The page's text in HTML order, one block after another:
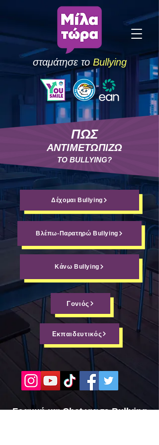
σταμάτησε τοBullying
Δέχομαι Bullying
Βλέπω-Παρατηρώ Bullying
Κάνω Bullying
Γονιός
Εκπαιδευτικός
ΑΝΤΙΜΕΤΩΠΙΖΩ
ΤΟ BULLYING?
ΠΩΣ
Γραμμή και Chat για το Bullying